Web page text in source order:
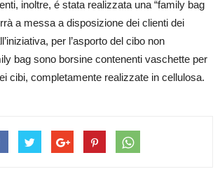
inoltre, é stata realizzata una “family bag
a messa a disposizione dei clienti dei
per l’asporto del cibo non
bag sono borsine contenenti vaschette per
cibi, completamente realizzate in cellulosa.